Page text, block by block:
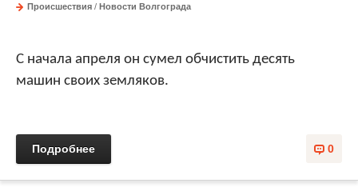
Происшествия / Новости Волгограда
С начала апреля он сумел обчистить десять
машин своих земляков.
0
Подробнее